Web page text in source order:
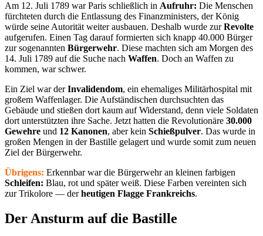
Am 12. Juli 1789 war Paris schließlich in Aufruhr: Die Menschen
fürchteten durch die Entlassung des Finanzministers, der König
würde seine Autorität weiter ausbauen. Deshalb wurde zurRevolte
aufgerufen. Einen Tag darauf formierten sich knapp 40.000 Bürger
zur sogenannten Bürgerwehr. Diese machten sich am Morgen des
14. Juli 1789 auf die Suche nach Waffen. Doch an Waffen zu
kommen, war schwer.
Ein Ziel war derInvalidendom, ein ehemaliges Militärhospital mit
großem Waffenlager. Die Aufständischen durchsuchten das
Gebäude und stießen dort kaum auf Widerstand, denn viele Soldaten
dort unterstützten ihre Sache. Jetzt hatten die Revolutionäre 30.000
Gewehre und 12 Kanonen, aber kein Schießpulver. Das wurde in
großen Mengen in der Bastille gelagert und wurde somit zum neuen
Ziel der Bürgerwehr.
Übrigens: Erkennbar war die Bürgerwehr an kleinen farbigen
Schleifen: Blau, rot und später weiß. Diese Farben vereinten sich
zur Trikolore — derheutigen Flagge Frankreichs.
Der Ansturm auf die Bastille